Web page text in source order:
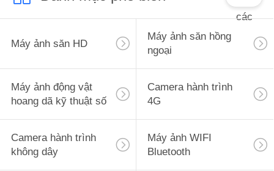
MẬT
các
Máy ảnh săn HD
Máy ảnh săn hồng
ngoại
Máy ảnh động vật
hoang dã kỹ thuật số
Camera hành trình
4G
Camera hành trình
không dây
Máy ảnh WIFI
Bluetooth